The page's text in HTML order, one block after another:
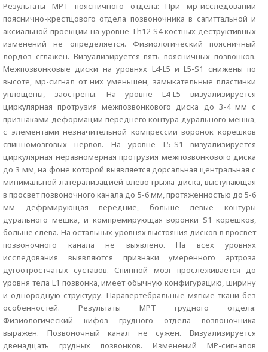
Результаты МРТ поясничного отдела: При мр-исследовании
пояснично-крестцового отдела позвоночника в сагиттальной и
аксиальной проекции на уровне Th12-S4 костных деструктивных
изменений не определяется. Физиологический поясничный
лордоз сглажен. Визуализируется пять поясничных позвонков.
Межпозвонковые диски на уровнях L4-L5 и L5-S1 снижены по
высоте, мр-сигнал от них уменьшен, замыкательные пластинки
уплощены, заострены. На уровне L4-L5 визуализируется
циркулярная протрузия межпозвонкового диска до 3-4 мм с
признаками деформации переднего контура дурального мешка,
с элементами незначительной компрессии воронок корешков
спинномозговых нервов. На уровне L5-S1 визуализируется
циркулярная неравномерная протрузия межпозвонкового диска
до 3 мм, на фоне которой выявляется дорсальная центральная с
минимальной латерализацией влево грыжа диска, выступающая
в просвет позвоночного канала до 5-6 мм, протяженностью до 5-6
мм дефрмирующая передние, больше левые контуры
дурального мешка, и компремирующая воронки S1 корешков,
больше слева. На остальных уровнях выстояния дисков в просвет
позвоночного канала не выявлено. На всех уровнях
исследования выявляются признаки умеренного артроза
дугоотростчатых суставов. Спинной мозг прослеживается до
уровня тела L1 позвонка, имеет обычную конфигурацию, ширину
и однородную структуру. Паравертебральные мягкие ткани без
особенностей. Результаты МРТ грудного отдела:
Физиологический кифоз грудного отдела позвоночника
выражен. Позвоночный канал не сужен. Визуализируется
двенадцать грудных позвонков. Изменений МР-сигналов